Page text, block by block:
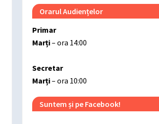
Orarul Audiențelor
Primar
Marți– ora 14:00
Secretar
Marți– ora 10:00
Suntem și pe Facebook!